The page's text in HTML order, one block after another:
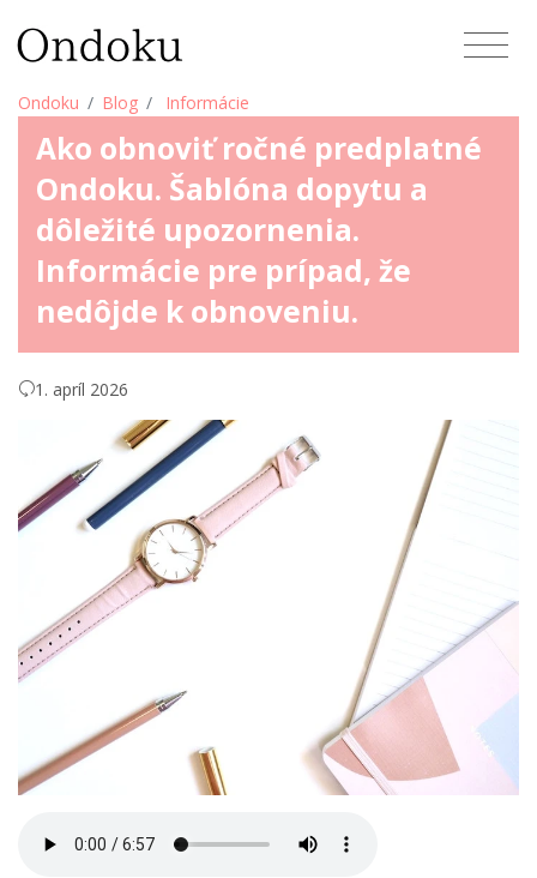
Ondoku Blog Informácie
Ako obnoviť ročné predplatné
Ondoku. Šablóna dopytu a
dôležité upozornenia.
Informácie pre prípad, že
nedôjde k obnoveniu.
1. apríl 2026